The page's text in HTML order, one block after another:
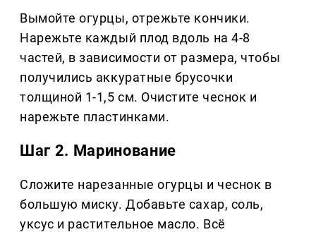
Вымойте огурцы, отрежьте кончики.
Нарежьте каждый плод вдоль на 4-8
частей, в зависимости от размера, чтобы
получились аккуратные брусочки
толщиной 1-1,5 см. Очистите чеснок и
нарежьте пластинками.
Шаг 2. Маринование
Сложите нарезанные огурцы и чеснок в
большую миску. Добавьте сахар, соль,
уксус и растительное масло. Всё